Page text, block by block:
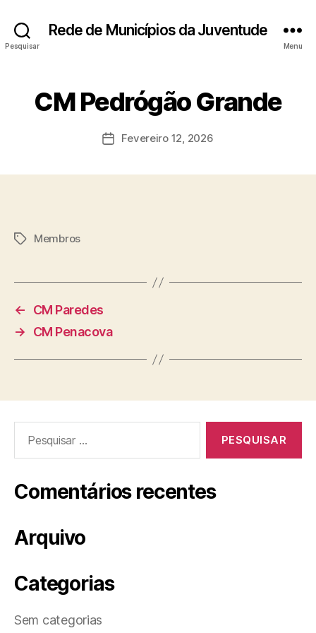
Pesquisar
Rede de Municípios da Juventude
Menu
CM Pedrógão Grande
DataFevereiro 12, 2026
Etiquetas
Membros
←
CM Paredes
→
CM Penacova
por:
Comentários recentes
Arquivo
Categorias
Sem categorias